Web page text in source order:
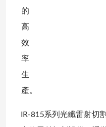
的
高
效
率
生
產。
IR-815系列光纖雷射切